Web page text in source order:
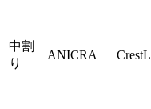
中割
り
ANICRA